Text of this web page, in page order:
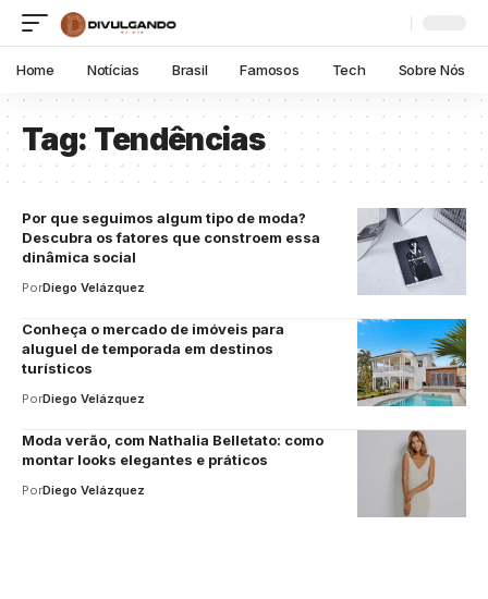
Home Notícias Brasil Famosos Tech Sobre Nós
Tag:Tendências
Por que seguimos algum tipo de moda?
Descubra os fatores que constroem essa
dinâmica social
PorDiego Velázquez
Conheça o mercado de imóveis para
aluguel de temporada em destinos
turísticos
PorDiego Velázquez
Moda verão, com Nathalia Belletato: como
montar looks elegantes e práticos
PorDiego Velázquez